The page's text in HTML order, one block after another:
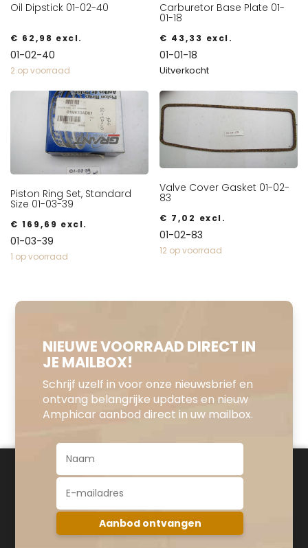
Oil Dipstick 01-02-40
€ 62,98 excl.
01-02-40
2 op voorraad
Carburetor Base Plate 01-
01-18
€ 43,33 excl.
01-01-18
Uitverkocht
Piston Ring Set, Standard
Size 01-03-39
€ 169,69 excl.
01-03-39
1 op voorraad
Valve Cover Gasket 01-02-
83
€ 7,02 excl.
01-02-83
12 op voorraad
NIEUWE VOORRAAD DIRECT IN
JE MAILBOX!
Schrijf uzelf in voor onze nieuwsbrief en
ontvang belangrijke updates en nieuw
Amphicar aanbod direct in uw mailbox.